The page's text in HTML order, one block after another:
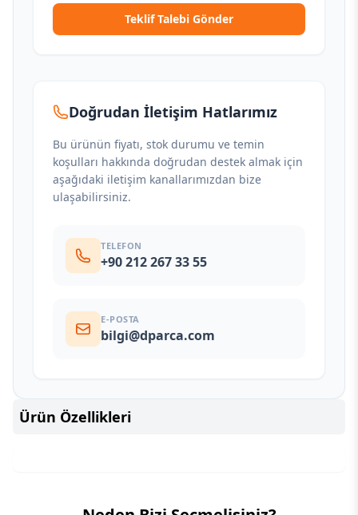
Teklif Talebi Gönder
Doğrudan İletişim Hatlarımız
Bu ürünün fiyatı, stok durumu ve temin
koşulları hakkında doğrudan destek almak için
aşağıdaki iletişim kanallarımızdan bize
ulaşabilirsiniz.
TELEFON
+90 212 267 33 55
E-POSTA
bilgi@dparca.com
Ürün Özellikleri